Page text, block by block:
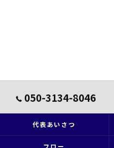
050-3134-8046
代表あいさつ